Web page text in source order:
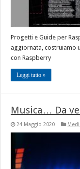
Progetti e Guide per
aggiornata, costruiamo
con Raspberry
Leggi tutto »
Musica… Da
24 Maggio 2020